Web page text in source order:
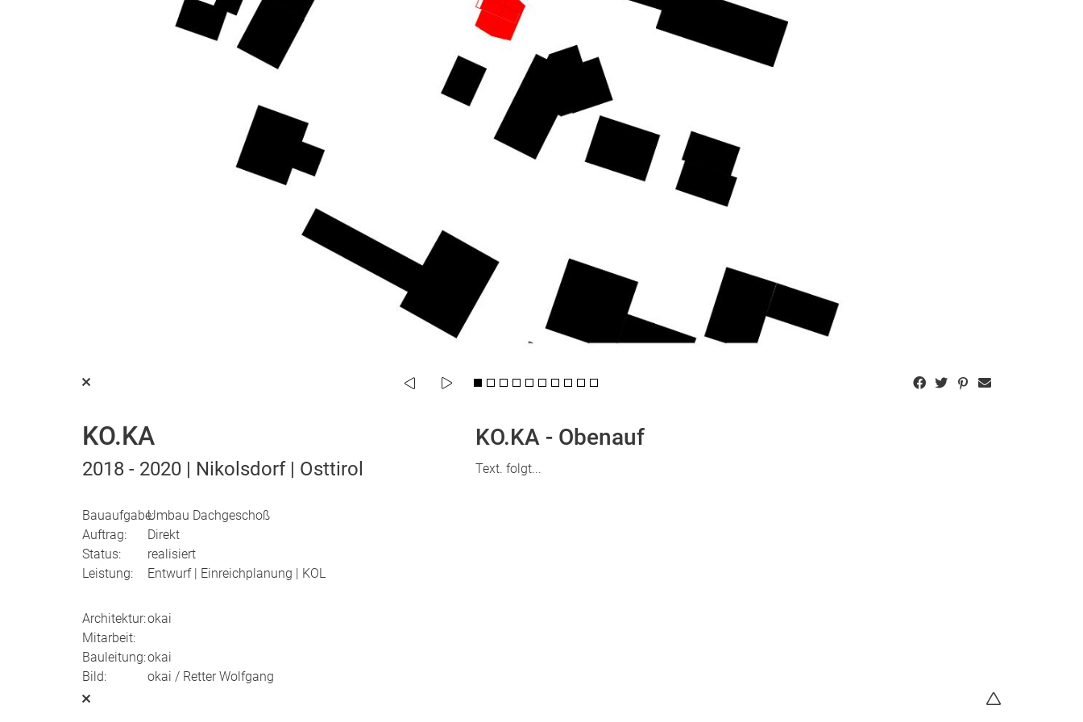
KO.KA
2018 - 2020 | Nikolsdorf | Osttirol
Bauaufgabe:
Auftrag:
Status:
Leistung:
Umbau Dachgeschoß
Direkt
realisiert
Entwurf | Einreichplanung | KOL
Architektur:
Mitarbeit:
Bauleitung:
Bild:
okai
okai
okai / Retter Wolfgang
KO.KA - Obenauf
Text. folgt...